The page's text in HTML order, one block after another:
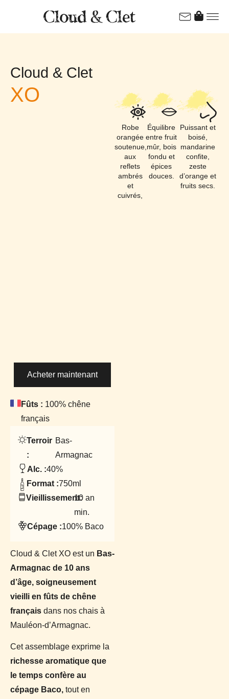
Cloud & Clet
XO
Acheter maintenant
Fûts : 100% chêne
français
Terroir
:
Bas-
Armagnac
Alc. :40%
Format :750ml
Vieillissement:10 an
min.
Cépage :100% Baco
Cloud & Clet XO est un Bas-
Armagnac de 10 ans
d’âge, soigneusement
vieilli en fûts de chêne
français dans nos chais à
Mauléon-d’Armagnac.
Cet assemblage exprime la
richesse aromatique que
le temps confère au
cépage Baco, tout en
Robe
orangée
soutenue,
aux
reflets
ambrés
et
cuivrés,
Équilibre
entre fruit
mûr, bois
fondu et
épices
douces.
Puissant et
boisé,
mandarine
confite,
zeste
d’orange et
fruits secs.